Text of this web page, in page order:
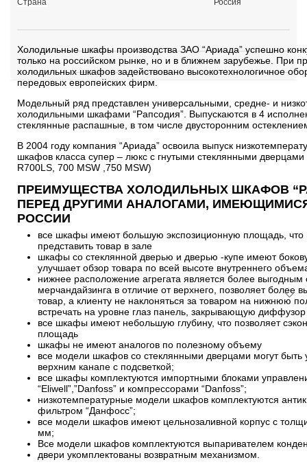
Страна
Россия
Холодильные шкафы производства ЗАО “Ариада” успешно
только на российском рынке, но и в ближнем зарубежье. При
холодильных шкафов задействовано высокотехнологичное
передовых европейских фирм.
Модельный ряд представлен универсальными, средне- и
холодильными шкафами “Рапсодия”. Выпускаются в 4
стеклянные распашные, в том числе двусторонним
В 2004 году компания “Ариада” освоила выпуск
шкафов класса супер – люкс с гнутыми стеклянными
R700LS, 700 MSW ,750 MSW)
ПРЕИМУЩЕСТВА ХОЛОДИЛЬНЫХ ШКАФОВ
ПЕРЕД ДРУГИМИ АНАЛОГАМИ,
РОССИИ
все шкафы имеют большую экспозиционную площадь, что
представить товар в зале
шкафы со стеклянной дверью и дверью -купе имеют
улучшает обзор товара по всей высоте внутреннего
нижнее расположение агрегата является более выгодным
мерчандайзинга в отличие от верхнего, позволяет более
товар, а клиенту не наклоняться за товаром на нижнюю
встречать на уровне глаз панель, закрывающую диффузор
все шкафы имеют небольшую глубину, что позволяет
площадь
шкафы не имеют аналогов по полезному объему
все модели шкафов со стеклянными дверцами могут быть
верхним канапе с подсветкой;
все шкафы комплектуются импортными блоками
“Eliwell”,”Danfoss” и компрессорами “Danfoss”;
низкотемпературные модели шкафов комплектуются
фильтром “Данфосс”;
все модели шкафов имеют цельнозаливной корпус с
мм;
Все модели шкафов комплектуются выпаривателем
двери укомплектованы возвратным механизмом.